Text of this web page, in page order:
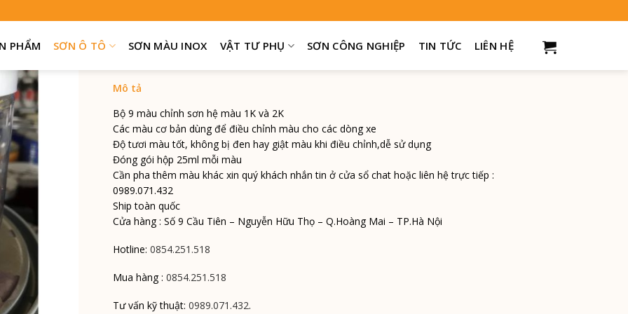
PHẨM SƠN Ô TÔ SƠN MÀU INOX VẬT TƯ PHỤ SƠN CÔNG NGHIỆP TIN TỨC LIÊN HỆ
Bộ 9 màu chỉnh sơn hệ màu 1K và 2K
Bộ 9 màu chỉnh sơn hệ màu 1K và 2K
Các màu cơ bản dùng để điều chỉnh màu cho các dòng xe
Độ tươi màu tốt, không bị đen hay giật màu khi điều chỉnh,dễ sử dụng
Đóng gói hộp 25ml mỗi màu
Cần pha thêm màu khác xin quý khách nhắn tin ở cửa sổ chat hoặc liên hệ trực tiếp :
0989.071.432
Ship toàn quốc
Cửa hàng : Số 9 Cầu Tiên – Nguyễn Hữu Thọ – Q.Hoàng Mai – TP.Hà Nội
Hotline: 0854.251.518
Mua hàng : 0854.251.518
Tư vấn kỹ thuật: 0989.071.432.